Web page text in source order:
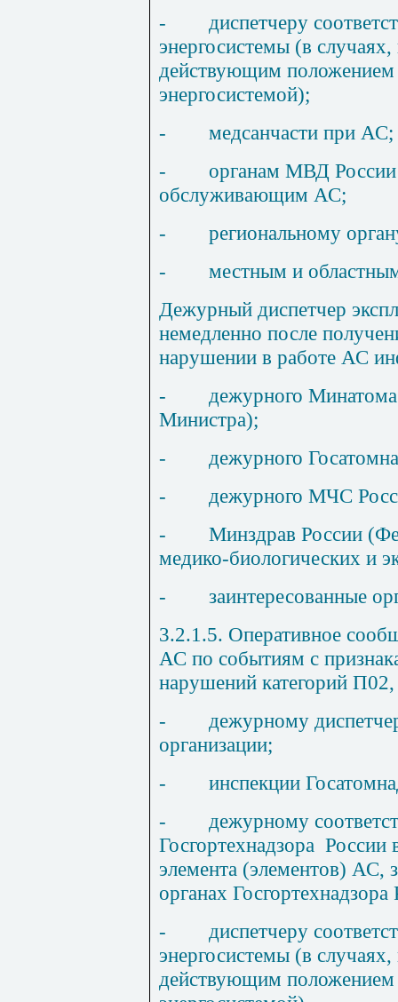
-
диспетчеру
энергосистемы (в
действующим
энергосистемой);
-
медсанчасти при АС;
-
органам МВД
обслуживающим АС;
-
региональному
-
местным и
Дежурный диспетчер
немедленно после
нарушении в работе АС
-
дежурного Минатома
Министра);
-
дежурного
-
дежурного МЧС
-
Минздрав России
медико-биологических и
-
заинтересованные
3.2.1.5. Оперативное
АС по событиям с
нарушений категорий
-
дежурному
организации;
-
инспекции
-
дежурному
Госгортехнадзора России
элемента (элементов) АС,
органах Госгортехнадзора
-
диспетчеру
энергосистемы (в
действующим